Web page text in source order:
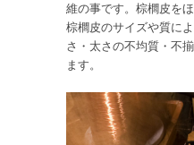
維の事です。棕櫚皮を
棕櫚皮のサイズや質に
さ・太さの不均質・不
ます。